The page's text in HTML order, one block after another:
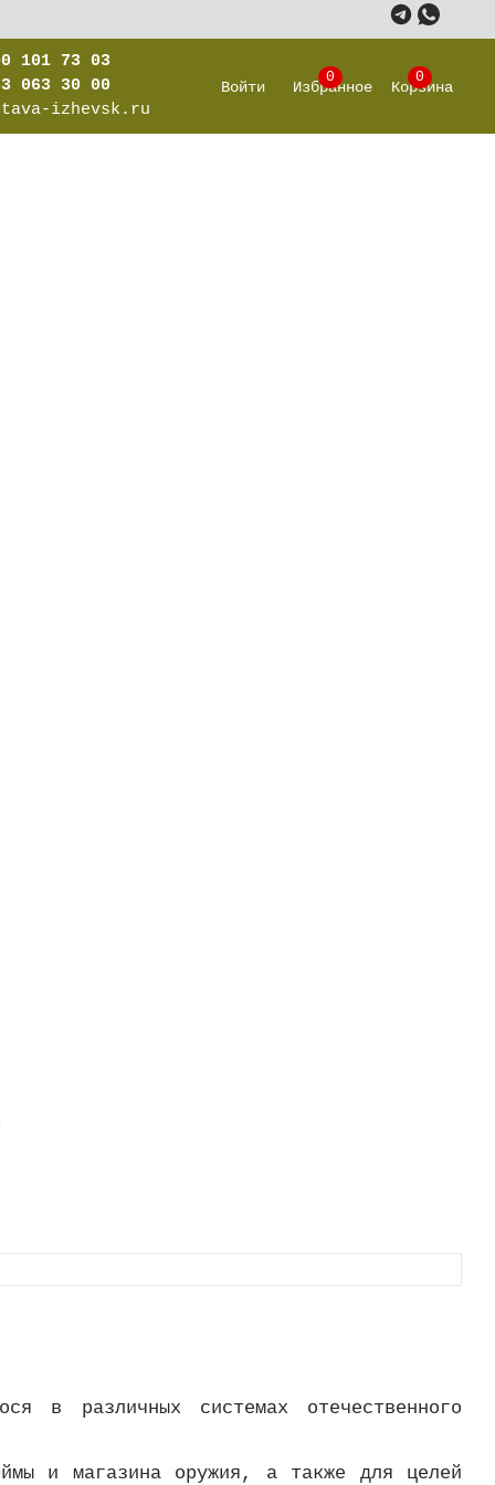
101 73 03
063 30 00
izhevsk.ru
Войти
0
Избранное
0
Корзина
в различных системах отечественного
и магазина оружия, а также для целей